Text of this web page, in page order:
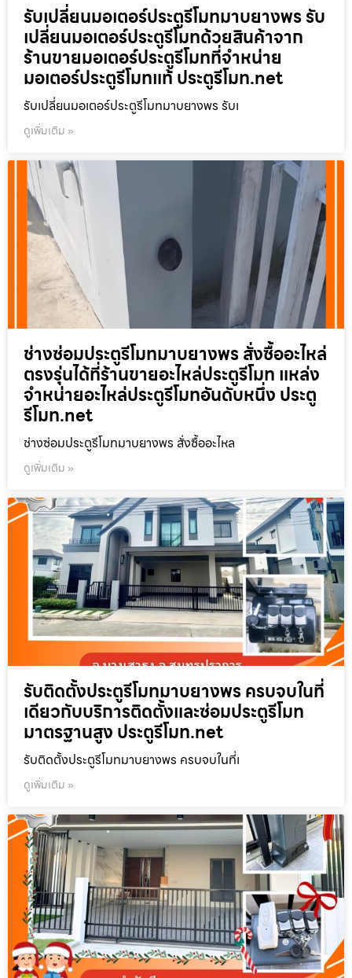
รับเปลี่ยนมอเตอร์ประตูรีโมทมาบยางพร รับ
เปลี่ยนมอเตอร์ประตูรีโมทด้วยสินค้าจาก
ร้านขายมอเตอร์ประตูรีโมทที่จำหน่าย
มอเตอร์ประตูรีโมทแท้ ประตูรีโมท.net
รับเปลี่ยนมอเตอร์ประตูรีโมทมาบยางพร รับเ
ดูเพิ่มเติม »
ช่างซ่อมประตูรีโมทมาบยางพร สั่งซื้ออะไหล่
ตรงรุ่นได้ที่ร้านขายอะไหล่ประตูรีโมท แหล่ง
จำหน่ายอะไหล่ประตูรีโมทอันดับหนึ่ง ประตู
รีโมท.net
ช่างซ่อมประตูรีโมทมาบยางพร สั่งซื้ออะไหล
ดูเพิ่มเติม »
รับติดตั้งประตูรีโมทมาบยางพร ครบจบในที่
เดียวกับบริการติดตั้งและซ่อมประตูรีโมท
มาตรฐานสูง ประตูรีโมท.net
รับติดตั้งประตูรีโมทมาบยางพร ครบจบในที่เ
ดูเพิ่มเติม »